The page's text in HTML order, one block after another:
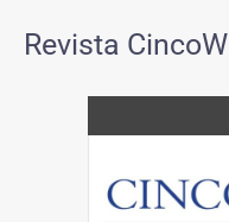
Revista CincoW